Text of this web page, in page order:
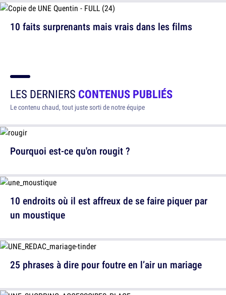
10 faits surprenants mais vrais dans les films
LES DERNIERS CONTENUS PUBLIÉS
Le contenu chaud, tout juste sorti de notre équipe
Pourquoi est-ce qu'on rougit ?
25 phrases à dire pour foutre en l’air un mariage
10 endroits où il est affreux de se faire piquer par
un moustique